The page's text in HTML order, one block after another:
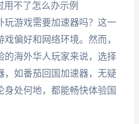
玩游戏需要加速器吗？这一
偏好和网络环境。然而，
的海外华人玩家来说，选择
，如番茄回国加速器，无疑
处何地，都能畅快体验国